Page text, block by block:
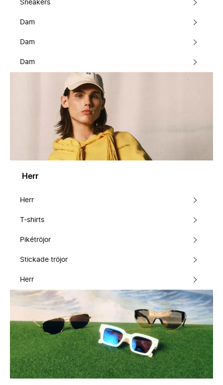
Sneakers
Dam
Dam
Dam
Herr
Herr
T-shirts
Pikétröjor
Stickade tröjor
Herr